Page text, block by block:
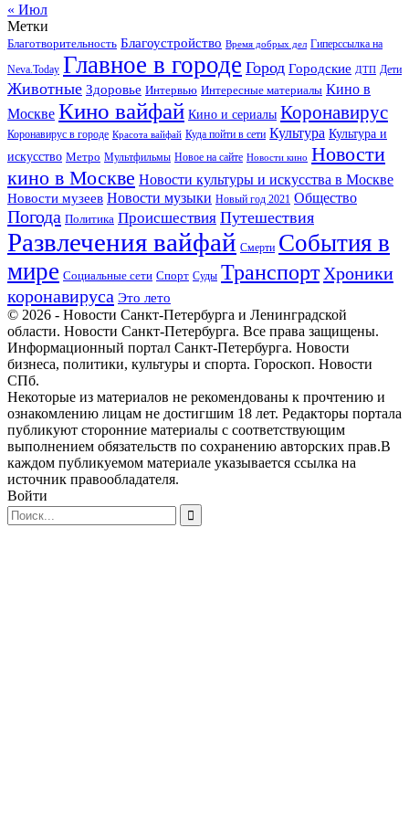
« Июл
Метки
Благотворительность Благоустройство Время добрых дел Гиперссылка на
Neva.Today Главное в городе Город Городские ДТП Дети
Животные Здоровье Интервью Интересные материалы Кино в
Москве Кино вайфай Кино и сериалы Коронавирус
Коронавирус в городе Красота вайфай Куда пойти в сети Культура Культура и
искусство Метро Мультфильмы Новое на сайте Новости кино Новости
кино в Москве Новости культуры и искусства в Москве
Новости музеев Новости музыки Новый год 2021 Общество
Погода Политика Происшествия Путешествия
Развлечения вайфай Смерти События в
мире Социальные сети Спорт Суды Транспорт Хроники
коронавируса Это лето
© 2026 - Новости Санкт-Петербурга и Ленинградской
области. Новости Санкт-Петербурга. Все права защищены.
Информационный портал Санкт-Петербурга. Новости
бизнеса, политики, культуры и спорта. Гороскоп. Новости
СПб.
Некоторые из материалов не рекомендованы к прочтению и
ознакомлению лицам не достигшим 18 лет. Редакторы портала
публикуют сторонние материалы с соответствующим
выполнением обязательств по сохранению авторских прав.В
каждом публикуемом материале указывается ссылка на
источник правообладателя.
Войти